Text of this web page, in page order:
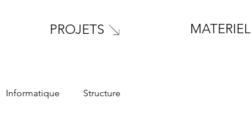
PROJETS MATERIEL
Informatique Structure